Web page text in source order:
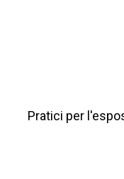
Pratici per